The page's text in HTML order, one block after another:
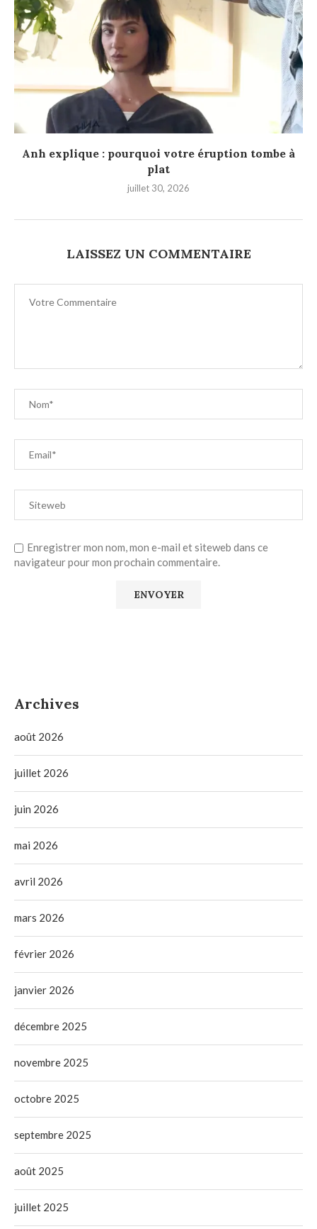
Anh explique : pourquoi votre éruption tombe à
plat
juillet 30, 2026
LAISSEZ UN COMMENTAIRE
Enregistrer mon nom, mon e-mail et siteweb dans ce
navigateur pour mon prochain commentaire.
Archives
août 2026
juillet 2026
juin 2026
mai 2026
avril 2026
mars 2026
février 2026
janvier 2026
décembre 2025
novembre 2025
octobre 2025
septembre 2025
août 2025
juillet 2025